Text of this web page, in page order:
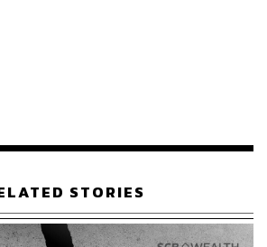
news/articles/2021-09-3
STORIES